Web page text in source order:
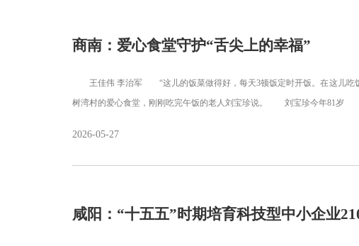
商南：爱心食堂守护“舌尖上的幸福”
王佳伟 李治军 “这儿的饭菜做得好，每天3顿饭定时开饭。在这儿吃饭
树湾村的爱心食堂，刚刚吃完午饭的老人刘宝珍说。 刘宝珍今年81岁
2026-05-27
咸阳：“十五五”时期培育科技型中小企业